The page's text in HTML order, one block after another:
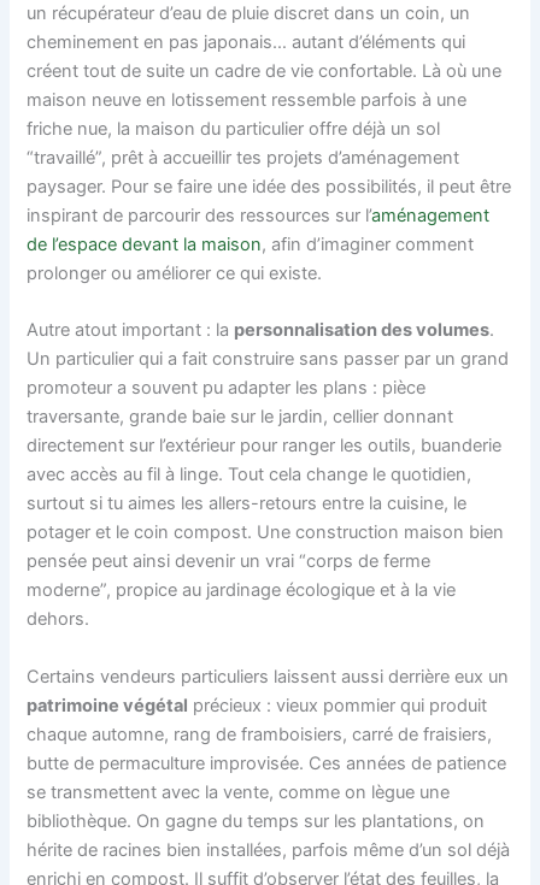
un récupérateur d’eau de pluie discret dans un coin, un
cheminement en pas japonais… autant d’éléments qui
créent tout de suite un cadre de vie confortable. Là où une
maison neuve en lotissement ressemble parfois à une
friche nue, la maison du particulier offre déjà un sol
“travaillé”, prêt à accueillir tes projets d’aménagement
paysager. Pour se faire une idée des possibilités, il peut être
inspirant de parcourir des ressources sur l’aménagement
de l’espace devant la maison, afin d’imaginer comment
prolonger ou améliorer ce qui existe.
Autre atout important : la personnalisation des volumes.
Un particulier qui a fait construire sans passer par un grand
promoteur a souvent pu adapter les plans : pièce
traversante, grande baie sur le jardin, cellier donnant
directement sur l’extérieur pour ranger les outils, buanderie
avec accès au fil à linge. Tout cela change le quotidien,
surtout si tu aimes les allers-retours entre la cuisine, le
potager et le coin compost. Une construction maison bien
pensée peut ainsi devenir un vrai “corps de ferme
moderne”, propice au jardinage écologique et à la vie
dehors.
Certains vendeurs particuliers laissent aussi derrière eux un
patrimoine végétal précieux : vieux pommier qui produit
chaque automne, rang de framboisiers, carré de fraisiers,
butte de permaculture improvisée. Ces années de patience
se transmettent avec la vente, comme on lègue une
bibliothèque. On gagne du temps sur les plantations, on
hérite de racines bien installées, parfois même d’un sol déjà
enrichi en compost. Il suffit d’observer l’état des feuilles, la